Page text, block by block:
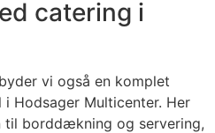
catering i
vi også en komplet
Hodsager Multicenter. Her
til borddækning og servering,